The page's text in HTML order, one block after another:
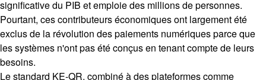
significative du PIB et emploie des millions de personnes.
Pourtant, ces contributeurs économiques ont largement été
exclus de la révolution des paiements numériques parce que
les systèmes n'ont pas été conçus en tenant compte de leurs
besoins.
Le standard KE-QR, combiné à des plateformes comme